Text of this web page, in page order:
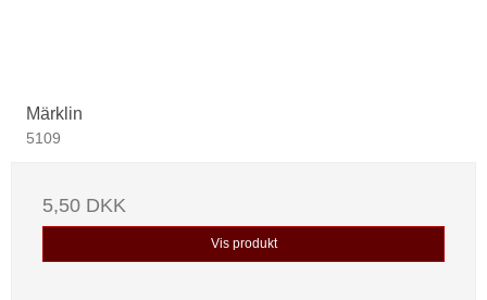
Märklin
5109
5,50 DKK
Vis produkt